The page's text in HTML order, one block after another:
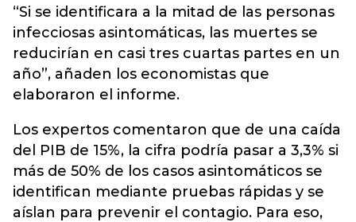
“Si se identificara a la mitad de las personas
infecciosas asintomáticas, las muertes se
reducirían en casi tres cuartas partes en un
año”, añaden los economistas que
elaboraron el informe.
Los expertos comentaron que de una caída
del PIB de 15%, la cifra podría pasar a 3,3% si
más de 50% de los casos asintomáticos se
identifican mediante pruebas rápidas y se
aíslan para prevenir el contagio. Para eso,